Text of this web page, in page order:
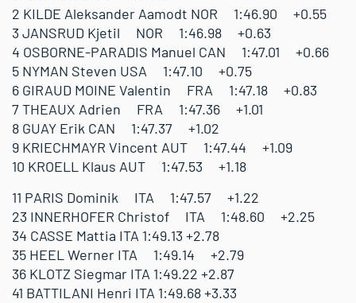
2 KILDE Aleksander Aamodt NOR 1:46.90 +0.55
3 JANSRUD Kjetil NOR 1:46.98 +0.63
4 OSBORNE-PARADIS Manuel CAN 1:47.01 +0.66
5 NYMAN Steven USA 1:47.10 +0.75
6 GIRAUD MOINE Valentin FRA 1:47.18 +0.83
7 THEAUX Adrien FRA 1:47.36 +1.01
8 GUAY Erik CAN 1:47.37 +1.02
9 KRIECHMAYR Vincent AUT 1:47.44 +1.09
10 KROELL Klaus AUT 1:47.53 +1.18
11 PARIS Dominik ITA 1:47.57 +1.22
23 INNERHOFER Christof ITA 1:48.60 +2.25
34 CASSE Mattia ITA 1:49.13 +2.78
35 HEEL Werner ITA 1:49.14 +2.79
36 KLOTZ Siegmar ITA 1:49.22 +2.87
41 BATTILANI Henri ITA 1:49.68 +3.33